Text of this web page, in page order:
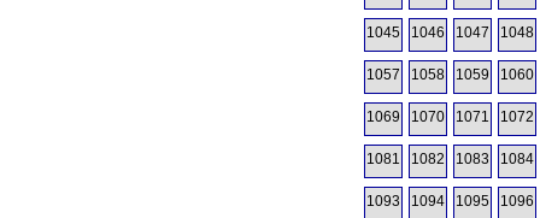
1045 1046 1047 1048
1057 1058 1059 1060
1069 1070 1071 1072
1081 1082 1083 1084
1093 1094 1095 1096